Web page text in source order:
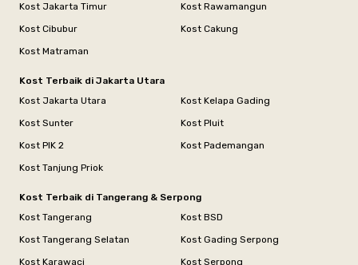
Kost Jakarta Timur
Kost Rawamangun
Kost Cibubur
Kost Cakung
Kost Matraman
Kost Terbaik di Jakarta Utara
Kost Jakarta Utara
Kost Kelapa Gading
Kost Sunter
Kost Pluit
Kost PIK 2
Kost Pademangan
Kost Tanjung Priok
Kost Terbaik di Tangerang & Serpong
Kost Tangerang
Kost BSD
Kost Tangerang Selatan
Kost Gading Serpong
Kost Karawaci
Kost Serpong